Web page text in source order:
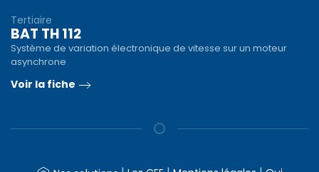
Tertiaire
BAT TH 112
Système de variation électronique de vitesse sur un moteur
asynchrone
Voir la fiche